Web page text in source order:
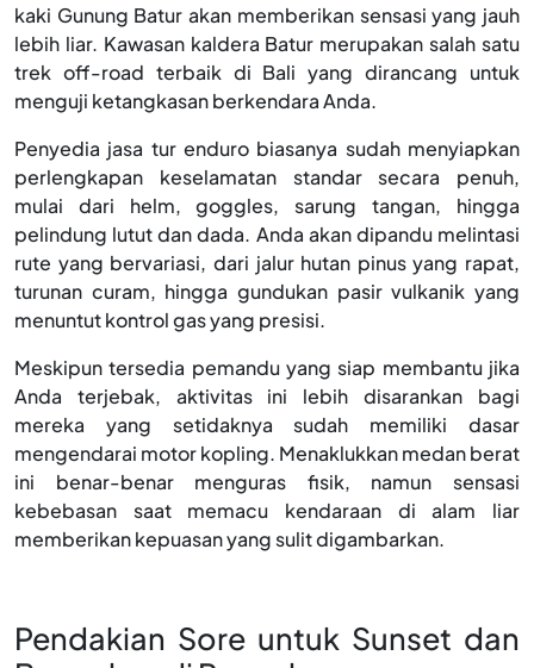
kaki Gunung Batur akan memberikan sensasi yang jauh
lebih liar. Kawasan kaldera Batur merupakan salah satu
trek off-road terbaik di Bali yang dirancang untuk
menguji ketangkasan berkendara Anda.
Penyedia jasa tur enduro biasanya sudah menyiapkan
perlengkapan keselamatan standar secara penuh,
mulai dari helm, goggles, sarung tangan, hingga
pelindung lutut dan dada. Anda akan dipandu melintasi
rute yang bervariasi, dari jalur hutan pinus yang rapat,
turunan curam, hingga gundukan pasir vulkanik yang
menuntut kontrol gas yang presisi.
Meskipun tersedia pemandu yang siap membantu jika
Anda terjebak, aktivitas ini lebih disarankan bagi
mereka yang setidaknya sudah memiliki dasar
mengendarai motor kopling. Menaklukkan medan berat
ini benar-benar menguras fisik, namun sensasi
kebebasan saat memacu kendaraan di alam liar
memberikan kepuasan yang sulit digambarkan.
Pendakian Sore untuk Sunset dan